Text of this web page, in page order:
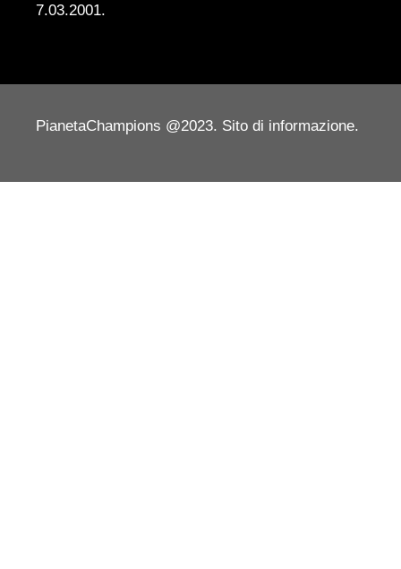
7.03.2001.
PianetaChampions @2023. Sito di informazione.